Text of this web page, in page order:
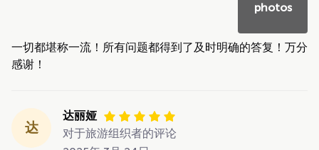
photos
一切都堪称一流！所有问题都得到了及时明确的答复！万分
感谢！
达
达丽娅
对于旅游组织者的评论